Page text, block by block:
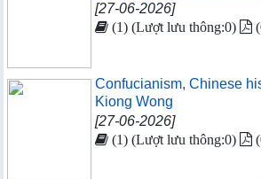
[27-06-2026]
(1) (Lượt lưu thông:0)
Confucianism, Chinese
Kiong Wong
[27-06-2026]
(1) (Lượt lưu thông:0)